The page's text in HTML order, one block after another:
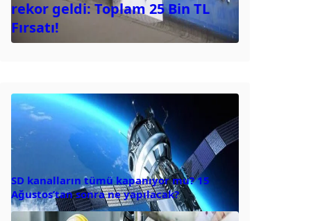
rekor geldi: Toplam 25 Bin TL
Fırsatı!
SD kanalların tümü kapanıyor mu? 15
Ağustos’tan sonra ne yapılacak?